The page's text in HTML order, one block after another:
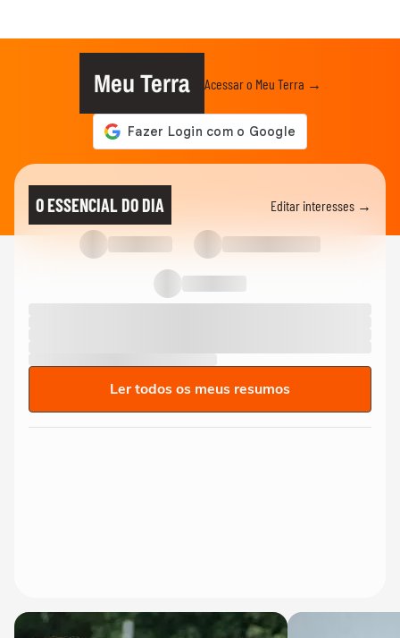
Meu Terra Acessar o Meu Terra →
O ESSENCIAL DO DIA Editar interesses →
Ler todos os meus resumos